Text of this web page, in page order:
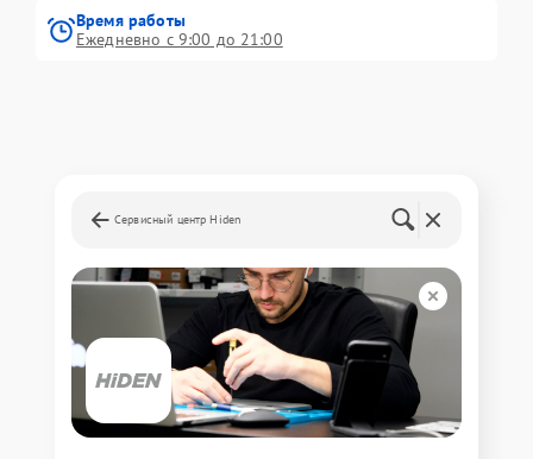
Время работы
Ежедневно с 9:00 до 21:00
Сервисный центр Hiden